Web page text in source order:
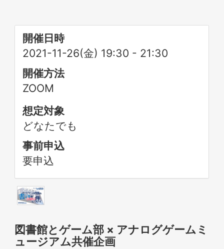
開催日時
2021-11-26(金) 19:30 - 21:30
開催方法
ZOOM
想定対象
どなたでも
事前申込
要申込
図書館とゲーム部 × アナログゲームミ
ュージアム共催企画